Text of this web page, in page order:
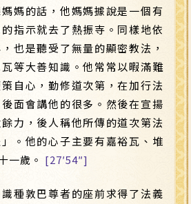
媽的話，他媽媽據說是一個有
指示就去了熱振寺。同樣地依
也是聽受了無量的顯密教法，
等大善知識。他常常以暇滿難
自心，勤修道次第，在加行法
面會講他的很多。然後在宣揚
力，後人稱他所傳的道次第法
。他的心子主要有嘉裕瓦、堆
一歲。 [27′54″]
種敦巴尊者的座前求得了法義